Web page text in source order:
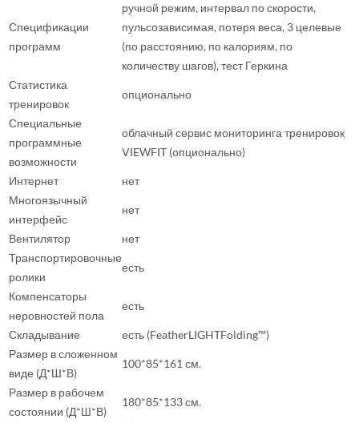
Спецификации
программ
ручной режим, интервал по скорости,
пульсозависимая, потеря веса, 3 целевые
(по расстоянию, по калориям, по
количеству шагов), тест Геркина
Статистика
тренировок
опционально
Специальные
программные
возможности
облачный сервис мониторинга тренировок
VIEWFIT (опционально)
Интернет
нет
Многоязычный
интерфейс
нет
Вентилятор
нет
Транспортировочные
ролики
есть
Компенсаторы
неровностей пола
есть
Складывание
есть (FeatherLIGHTFolding™)
Размер в сложенном
виде (Д*Ш*В)
100*85*161 см.
Размер в рабочем
состоянии (Д*Ш*В)
180*85*133 см.